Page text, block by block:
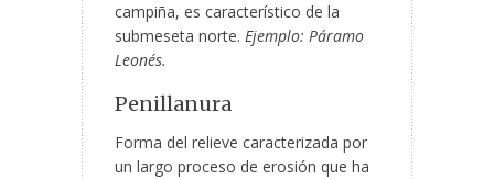
campiña, es característico de la
submeseta norte. Ejemplo: Páramo
Leonés.
Penillanura
Forma del relieve caracterizada por
un largo proceso de erosión que ha